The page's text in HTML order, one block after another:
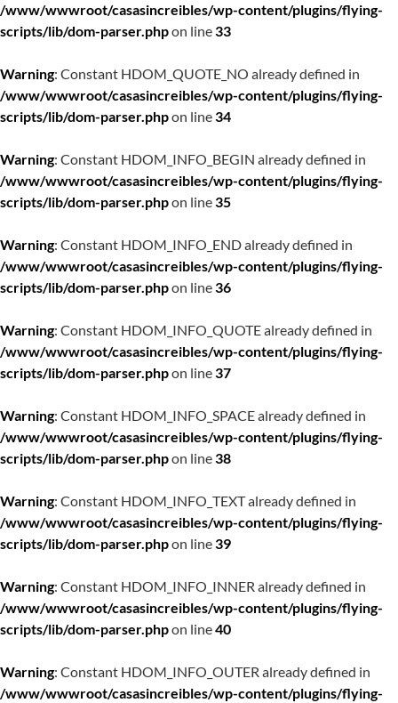
/www/wwwroot/casasincreibles/wp-content/plugins/flying-
scripts/lib/dom-parser.phpon line33
Warning: Constant HDOM_QUOTE_NO already defined in
/www/wwwroot/casasincreibles/wp-content/plugins/flying-
scripts/lib/dom-parser.phpon line34
Warning: Constant HDOM_INFO_BEGIN already defined in
/www/wwwroot/casasincreibles/wp-content/plugins/flying-
scripts/lib/dom-parser.phpon line35
Warning: Constant HDOM_INFO_END already defined in
/www/wwwroot/casasincreibles/wp-content/plugins/flying-
scripts/lib/dom-parser.phpon line36
Warning: Constant HDOM_INFO_QUOTE already defined in
/www/wwwroot/casasincreibles/wp-content/plugins/flying-
scripts/lib/dom-parser.phpon line37
Warning: Constant HDOM_INFO_SPACE already defined in
/www/wwwroot/casasincreibles/wp-content/plugins/flying-
scripts/lib/dom-parser.phpon line38
Warning: Constant HDOM_INFO_TEXT already defined in
/www/wwwroot/casasincreibles/wp-content/plugins/flying-
scripts/lib/dom-parser.phpon line39
Warning: Constant HDOM_INFO_INNER already defined in
/www/wwwroot/casasincreibles/wp-content/plugins/flying-
scripts/lib/dom-parser.phpon line40
Warning: Constant HDOM_INFO_OUTER already defined in
/www/wwwroot/casasincreibles/wp-content/plugins/flying-